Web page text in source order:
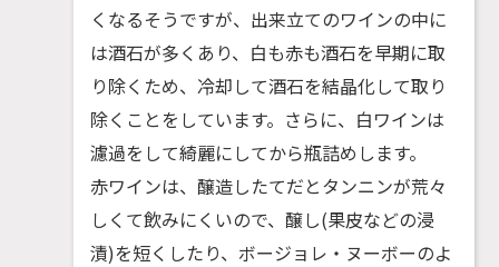
くなるそうですが、出来立てのワインの中に
は酒石が多くあり、白も赤も酒石を早期に取
り除くため、冷却して酒石を結晶化して取り
除くことをしています。さらに、白ワインは
濾過をして綺麗にしてから瓶詰めします。
赤ワインは、醸造したてだとタンニンが荒々
しくて飲みにくいので、醸し(果皮などの浸
漬)を短くしたり、ボージョレ・ヌーボーのよ